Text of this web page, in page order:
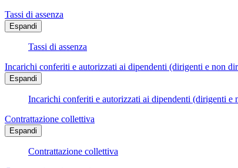
Tassi di assenza
Espandi
Tassi di assenza
Incarichi conferiti e autorizzati ai dipendenti (dirigenti e non
Espandi
Incarichi conferiti e autorizzati ai dipendenti (dirigenti e
Contrattazione collettiva
Espandi
Contrattazione collettiva